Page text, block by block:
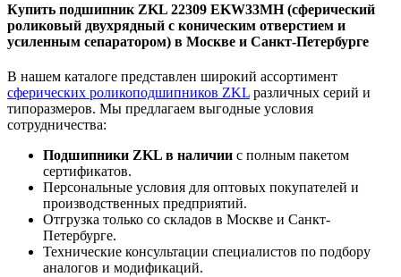
Купить подшипник ZKL 22309 EKW33MH (сферический
роликовый двухрядный с коническим отверстием и
усиленным сепаратором) в Москве и Санкт-Петербурге
В нашем каталоге представлен широкий ассортимент
сферических роликоподшипников ZKL различных серий и
типоразмеров. Мы предлагаем выгодные условия
сотрудничества:
Подшипники ZKL в наличии с полным пакетом
сертификатов.
Персональные условия для оптовых покупателей и
производственных предприятий.
Отгрузка только со складов в Москве и Санкт-
Петербурге.
Технические консультации специалистов по подбору
аналогов и модификаций.